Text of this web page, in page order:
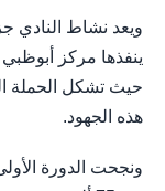
ويعد نشاط النادي
ينفذها مركز أبوظبي
حيث تشكل الحملة
هذه الجهود.